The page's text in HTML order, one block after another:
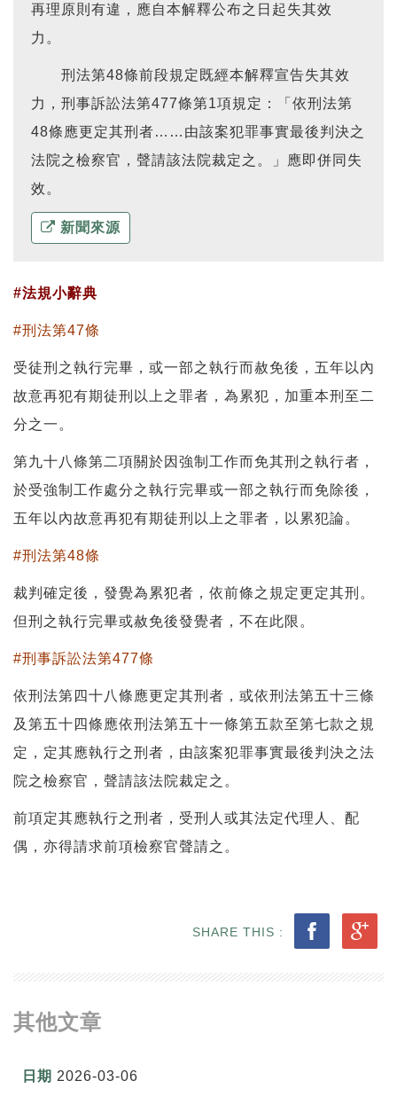
再理原則有違，應自本解釋公布之日起失其效
力。
刑法第48條前段規定既經本解釋宣告失其效
力，刑事訴訟法第477條第1項規定：「依刑法第
48條應更定其刑者……由該案犯罪事實最後判決之
法院之檢察官，聲請該法院裁定之。」應即併同失
效。
新聞來源
#法規小辭典
#刑法第47條
受徒刑之執行完畢，或一部之執行而赦免後，五年以內
故意再犯有期徒刑以上之罪者，為累犯，加重本刑至二
分之一。
第九十八條第二項關於因強制工作而免其刑之執行者，
於受強制工作處分之執行完畢或一部之執行而免除後，
五年以內故意再犯有期徒刑以上之罪者，以累犯論。
#刑法第48條
裁判確定後，發覺為累犯者，依前條之規定更定其刑。
但刑之執行完畢或赦免後發覺者，不在此限。
#刑事訴訟法第477條
依刑法第四十八條應更定其刑者，或依刑法第五十三條
及第五十四條應依刑法第五十一條第五款至第七款之規
定，定其應執行之刑者，由該案犯罪事實最後判決之法
院之檢察官，聲請該法院裁定之。
前項定其應執行之刑者，受刑人或其法定代理人、配
偶，亦得請求前項檢察官聲請之。
SHARE THIS :
其他文章
2026-03-06